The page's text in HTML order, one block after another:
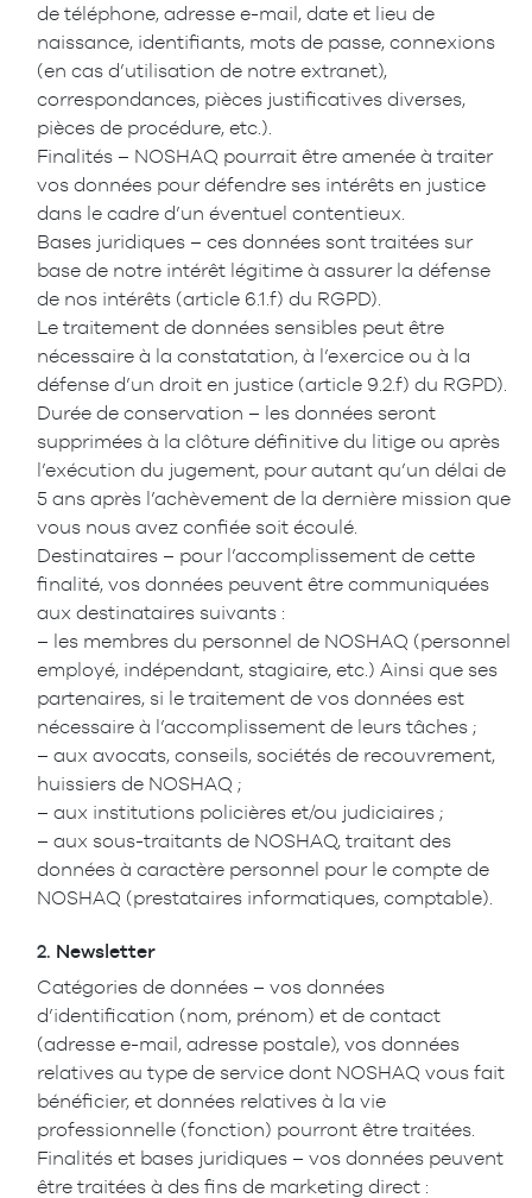
de téléphone, adresse e-mail, date et lieu de
naissance, identifiants, mots de passe, connexions
(en cas d’utilisation de notre extranet),
correspondances, pièces justificatives diverses,
pièces de procédure, etc.).
Finalités – NOSHAQ pourrait être amenée à traiter
vos données pour défendre ses intérêts en justice
dans le cadre d’un éventuel contentieux.
Bases juridiques – ces données sont traitées sur
base de notre intérêt légitime à assurer la défense
de nos intérêts (article 6.1.f) du RGPD).
Le traitement de données sensibles peut être
nécessaire à la constatation, à l’exercice ou à la
défense d’un droit en justice (article 9.2.f) du RGPD).
Durée de conservation – les données seront
supprimées à la clôture définitive du litige ou après
l’exécution du jugement, pour autant qu’un délai de
5 ans après l’achèvement de la dernière mission que
vous nous avez confiée soit écoulé.
Destinataires – pour l’accomplissement de cette
finalité, vos données peuvent être communiquées
aux destinataires suivants :
– les membres du personnel de NOSHAQ (personnel
employé, indépendant, stagiaire, etc.) Ainsi que ses
partenaires, si le traitement de vos données est
nécessaire à l’accomplissement de leurs tâches ;
– aux avocats, conseils, sociétés de recouvrement,
huissiers de NOSHAQ ;
– aux institutions policières et/ou judiciaires ;
– aux sous-traitants de NOSHAQ, traitant des
données à caractère personnel pour le compte de
NOSHAQ (prestataires informatiques, comptable).
2. Newsletter
Catégories de données – vos données
d’identification (nom, prénom) et de contact
(adresse e-mail, adresse postale), vos données
relatives au type de service dont NOSHAQ vous fait
bénéficier, et données relatives à la vie
professionnelle (fonction) pourront être traitées.
Finalités et bases juridiques – vos données peuvent
être traitées à des fins de marketing direct :